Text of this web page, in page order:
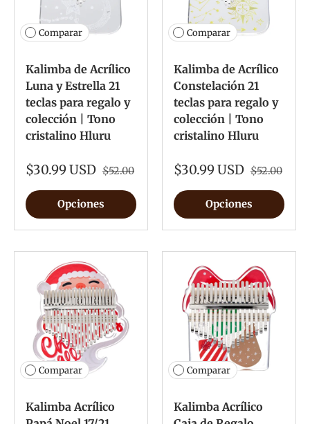
Comparar
Kalimba de Acrílico
Luna y Estrella 21
teclas para regalo y
colección | Tono
cristalino Hluru
$30.99 USD $52.00
Opciones
Comparar
Kalimba de Acrílico
Constelación 21
teclas para regalo y
colección | Tono
cristalino Hluru
$30.99 USD $52.00
Opciones
Comparar
Kalimba Acrílico
Comparar
Kalimba Acrílico